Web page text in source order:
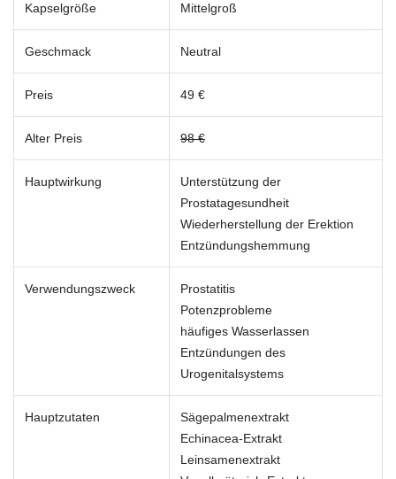
Kapselgröße Mittelgroß
Geschmack Neutral
Preis 49 €
Alter Preis 98 €
Hauptwirkung
Unterstützung der
Prostatagesundheit
Wiederherstellung der Erektion
Entzündungshemmung
Verwendungszweck
Prostatitis
Potenzprobleme
häufiges Wasserlassen
Entzündungen des
Urogenitalsystems
Hauptzutaten
Sägepalmenextrakt
Echinacea-Extrakt
Leinsamenextrakt